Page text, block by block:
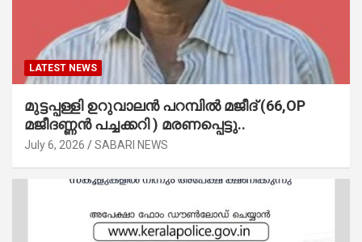
LATEST NEWS
മുട്ടപ്പള്ളി ഉറുവാലൻ പറമ്പിൽ മജീദ് (66,OP
മജീദണ്ണൻ പച്ചക്കറി ) മരണപ്പെട്ടു..
July 6, 2026 SABARI NEWS